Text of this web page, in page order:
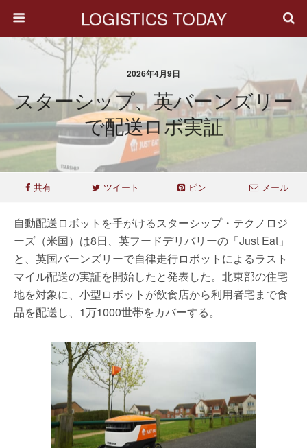
LOGISTICS TODAY
2026年4月9日
スターシップ、英バーンズリー
で配送ロボ実証
共有 ツイート ピン メール
自動配送ロボットを手がけるスターシップ・テクノロジ
ーズ（米国）は8日、英フードデリバリーの「Just Eat」
と、英国バーンズリーで自律走行ロボットによるラスト
マイル配送の実証を開始したと発表した。北東部の住宅
地を対象に、小型ロボットが飲食店から利用者宅まで食
品を配送し、1万1000世帯をカバーする。